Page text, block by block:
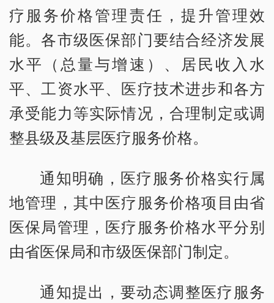
疗服务价格管理责任，提升管理效
能。各市级医保部门要结合经济发展
水平（总量与增速）、居民收入水
平、工资水平、医疗技术进步和各方
承受能力等实际情况，合理制定或调
整县级及基层医疗服务价格。
通知明确，医疗服务价格实行属
地管理，其中医疗服务价格项目由省
医保局管理，医疗服务价格水平分别
由省医保局和市级医保部门制定。
通知提出，要动态调整医疗服务